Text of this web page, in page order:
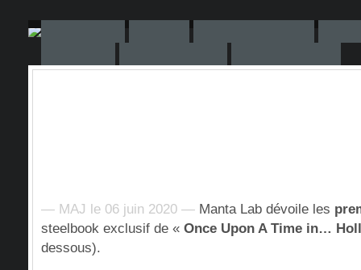
— MAJ le 06 juin 2020 — Manta Lab dévoile les
steelbook exclusif de « Once Upon A Time in…
dessous).